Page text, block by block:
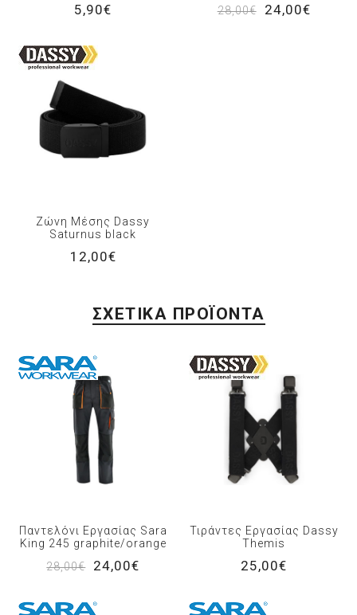
5,90€
28,00€
24,00€
Ζώνη Μέσης Dassy
Saturnus black
12,00€
ΣΧΕΤΙΚΆ ΠΡΟΪΌΝΤΑ
Παντελόνι Εργασίας Sara
King 245 graphite/orange
28,00€
24,00€
Τιράντες Εργασίας Dassy
Themis
25,00€